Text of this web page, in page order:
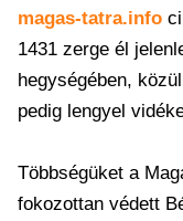
magas-tatra.info
1431 zerge él
hegységében,
pedig lengyel
Többségüket a
fokozottan védett